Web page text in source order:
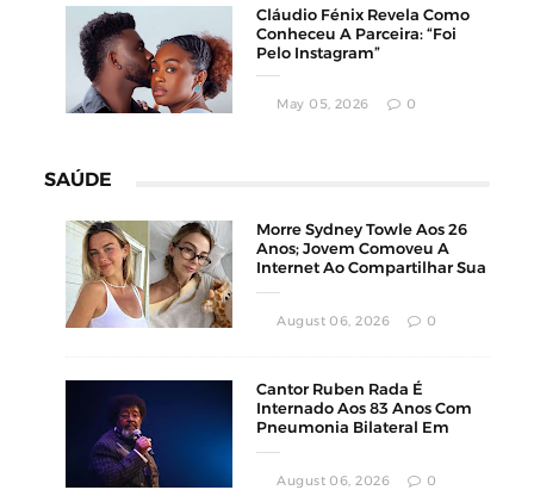
Cláudio Fénix Revela Como
Conheceu A Parceira: “Foi
Pelo Instagram”
May 05, 2026 0
SAÚDE
Morre Sydney Towle Aos 26
Anos; Jovem Comoveu A
Internet Ao Compartilhar Sua
August 06, 2026 0
Cantor Ruben Rada É
Internado Aos 83 Anos Com
Pneumonia Bilateral Em
August 06, 2026 0